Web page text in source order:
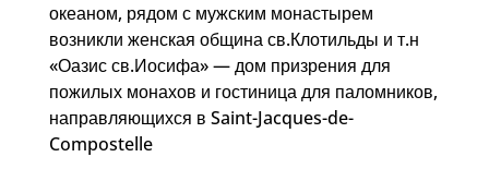
океаном, рядом с мужским монастырем
возникли женская община св.Клотильды и т.н
«Оазис св.Иосифа» — дом призрения для
пожилых монахов и гостиница для паломников,
направляющихся в Saint-Jacques-de-
Compostelle